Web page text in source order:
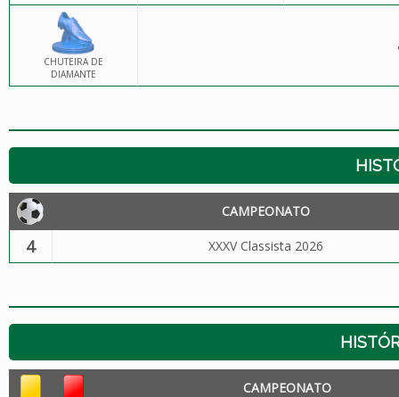
CHUTEIRA DE
DIAMANTE
CAMPEONATO
4 XXXV Classista 2026
CAMPEONATO